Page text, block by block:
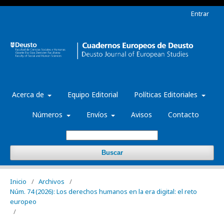
Acerca de Equipo Editorial Políticas Editoriales
Números Envíos Avisos Contacto
Buscar
Entrar
Inicio / Archivos
/
Núm. 74 (2026): Los derechos humanos en la era digital: el reto
europeo
/